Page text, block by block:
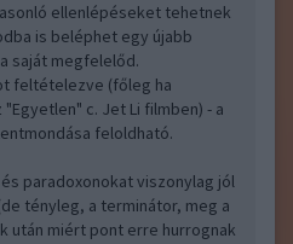
ellenlépéseket tehetnek
is beléphet egy újabb
saját megfelelőd.
feltételezve (főleg ha
c. Jet Li filmben) - a
feloldható.
paradoxonokat viszonylag jól
tényleg, a terminátor, meg a
után miért pont erre hurrognak